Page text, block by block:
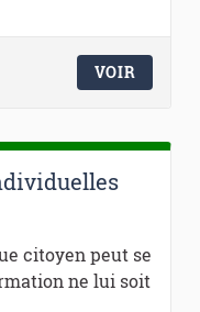
VOIR
citoyen peut se
ne lui soit